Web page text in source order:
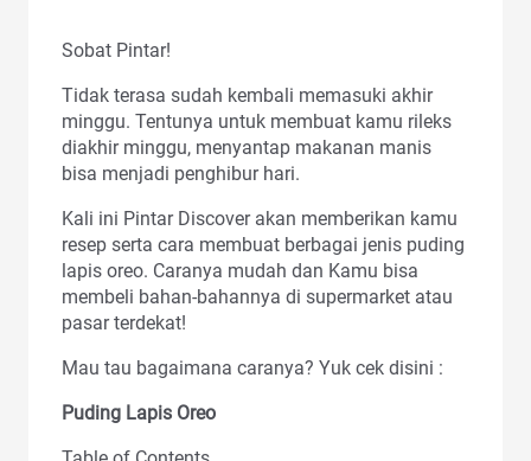
Sobat Pintar!
Tidak terasa sudah kembali memasuki akhir
minggu. Tentunya untuk membuat kamu rileks
diakhir minggu, menyantap makanan manis
bisa menjadi penghibur hari.
Kali ini Pintar Discover akan memberikan kamu
resep serta cara membuat berbagai jenis puding
lapis oreo. Caranya mudah dan Kamu bisa
membeli bahan-bahannya di supermarket atau
pasar terdekat!
Mau tau bagaimana caranya? Yuk cek disini :
Puding Lapis Oreo